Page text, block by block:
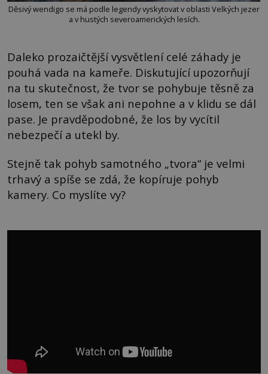
Děsivý wendigo se má podle legendy vyskytovat v oblasti Velkých jezer
a v hustých severoamerických lesích.
Daleko prozaičtější vysvětlení celé záhady je
pouhá vada na kameře. Diskutující upozorňují
na tu skutečnost, že tvor se pohybuje těsně za
losem, ten se však ani nepohne a v klidu se dál
pase. Je pravděpodobné, že los by vycítil
nebezpečí a utekl by.
Stejně tak pohyb samotného „tvora“ je velmi
trhavý a spíše se zdá, že kopíruje pohyb
kamery. Co myslíte vy?